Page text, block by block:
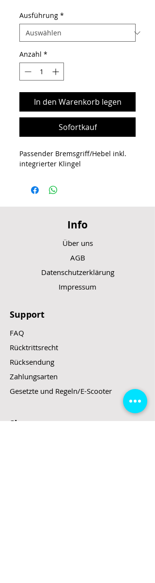
Ausführung *
Anzahl *
In den Warenkorb legen
Sofortkauf
Passender Bremsgriff/Hebel inkl.
integrierter Klingel
Info
Über uns
AGB
Datenschutzerklärung
Impressum
Support
FAQ
Rücktrittsrecht
Rücksendung
Zahlungsarten
Gesetzte und Regeln/E-Scooter
Shop